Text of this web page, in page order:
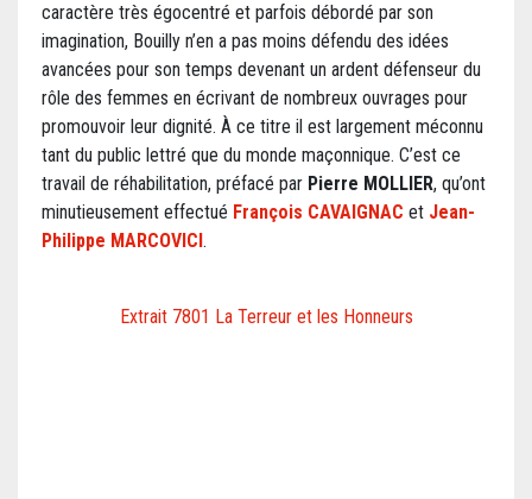
caractère très égocentré et parfois débordé par son
imagination, Bouilly n’en a pas moins défendu des idées
avancées pour son temps devenant un ardent défenseur du
rôle des femmes en écrivant de nombreux ouvrages pour
promouvoir leur dignité. À ce titre il est largement méconnu
tant du public lettré que du monde maçonnique. C’est ce
travail de réhabilitation, préfacé par Pierre MOLLIER, qu’ont
minutieusement effectué François CAVAIGNAC et Jean-
Philippe MARCOVICI .
Extrait 7801 La Terreur et les Honneurs